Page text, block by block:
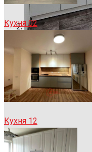
Кухня 02
Кухня 12